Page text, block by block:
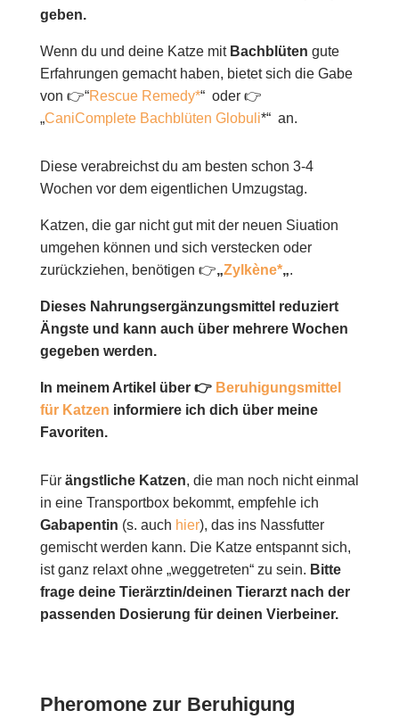
geben.
Wenn du und deine Katze mit Bachblüten gute
Erfahrungen gemacht haben, bietet sich die Gabe
von 👉“Rescue Remedy*“ oder 👉
„CaniComplete Bachblüten Globuli*“ an.
Diese verabreichst du am besten schon 3-4
Wochen vor dem eigentlichen Umzugstag.
Katzen, die gar nicht gut mit der neuen Siuation
umgehen können und sich verstecken oder
zurückziehen, benötigen 👉„Zylkène*„.
Dieses Nahrungsergänzungsmittel reduziert
Ängste und kann auch über mehrere Wochen
gegeben werden.
In meinem Artikel über 👉 Beruhigungsmittel
für Katzen informiere ich dich über meine
Favoriten.
Für ängstliche Katzen, die man noch nicht einmal
in eine Transportbox bekommt, empfehle ich
Gabapentin (s. auch hier), das ins Nassfutter
gemischt werden kann. Die Katze entspannt sich,
ist ganz relaxt ohne „weggetreten“ zu sein. Bitte
frage deine Tierärztin/deinen Tierarzt nach der
passenden Dosierung für deinen Vierbeiner.
Pheromone zur Beruhigung